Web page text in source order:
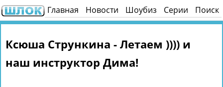
Главная Новости Шоубиз Серии Поиск
Ксюша Стрункина - Летаем )))) и
наш инструктор Дима!